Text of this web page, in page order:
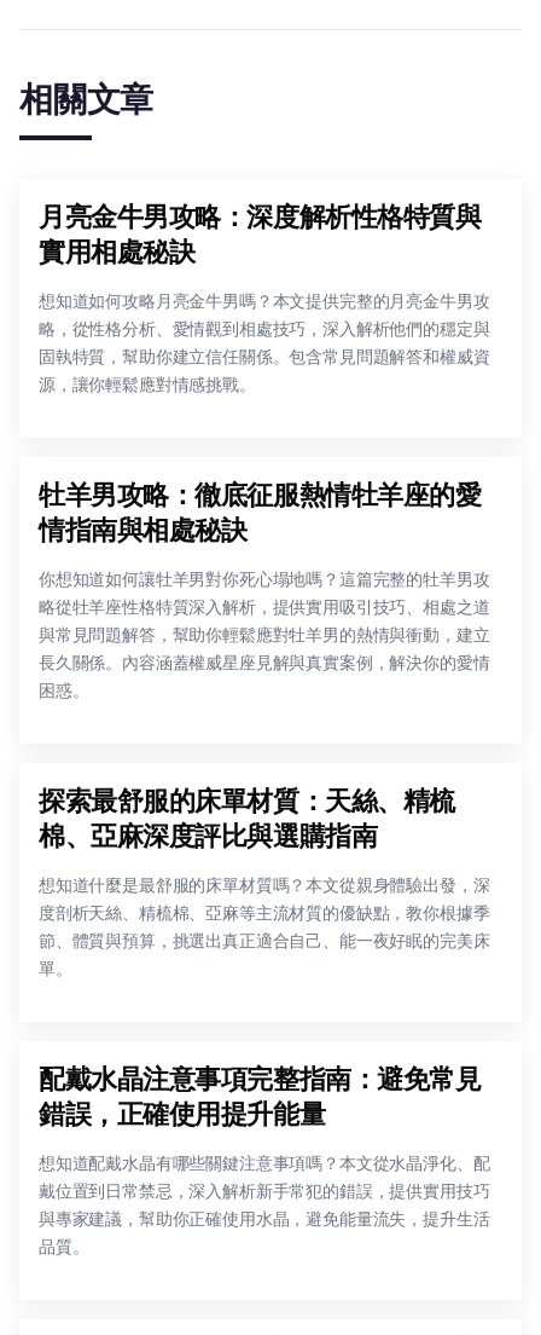
相關文章
月亮金牛男攻略：深度解析性格特質與
實用相處秘訣
想知道如何攻略月亮金牛男嗎？本文提供完整的月亮金牛男攻
略，從性格分析、愛情觀到相處技巧，深入解析他們的穩定與
固執特質，幫助你建立信任關係。包含常見問題解答和權威資
源，讓你輕鬆應對情感挑戰。
牡羊男攻略：徹底征服熱情牡羊座的愛
情指南與相處秘訣
你想知道如何讓牡羊男對你死心塌地嗎？這篇完整的牡羊男攻
略從牡羊座性格特質深入解析，提供實用吸引技巧、相處之道
與常見問題解答，幫助你輕鬆應對牡羊男的熱情與衝動，建立
長久關係。內容涵蓋權威星座見解與真實案例，解決你的愛情
困惑。
探索最舒服的床單材質：天絲、精梳
棉、亞麻深度評比與選購指南
想知道什麼是最舒服的床單材質嗎？本文從親身體驗出發，深
度剖析天絲、精梳棉、亞麻等主流材質的優缺點，教你根據季
節、體質與預算，挑選出真正適合自己、能一夜好眠的完美床
單。
配戴水晶注意事項完整指南：避免常見
錯誤，正確使用提升能量
想知道配戴水晶有哪些關鍵注意事項嗎？本文從水晶淨化、配
戴位置到日常禁忌，深入解析新手常犯的錯誤，提供實用技巧
與專家建議，幫助你正確使用水晶，避免能量流失，提升生活
品質。